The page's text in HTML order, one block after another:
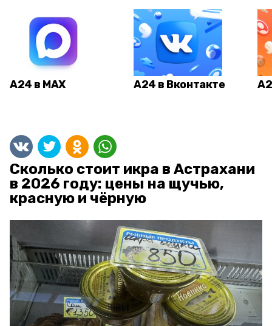
А24 в MAX А24 в Вконтакте
Сколько стоит икра в Астрахани
в 2026 году: цены на щучью,
красную и чёрную